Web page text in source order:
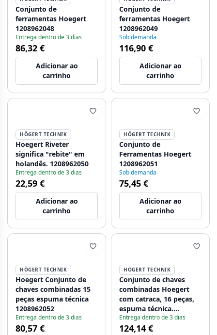
Conjunto de
ferramentas Hoegert
1208962048
Entrega dentro de 3 dias
86,32 €
Adicionar ao
carrinho
Conjunto de
ferramentas Hoegert
1208962049
Sob demanda
116,90 €
Adicionar ao
carrinho
HÖGERT TECHNIK
Hoegert Riveter
significa "rebite" em
holandês. 1208962050
Entrega dentro de 3 dias
22,59 €
Adicionar ao
carrinho
HÖGERT TECHNIK
Conjunto de
Ferramentas Hoegert
1208962051
Sob demanda
75,45 €
Adicionar ao
carrinho
HÖGERT TECHNIK
Hoegert Conjunto de
chaves combinadas 15
peças espuma técnica
1208962052
Entrega dentro de 3 dias
80,57 €
HÖGERT TECHNIK
Conjunto de chaves
combinadas Hoegert
com catraca, 16 peças,
espuma técnica.
1208962053
Entrega dentro de 3 dias
124,14 €